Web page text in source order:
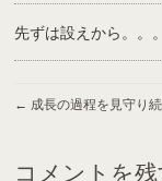
先ずは設えから。。。
← 成長の過程を見守り
コメントを残